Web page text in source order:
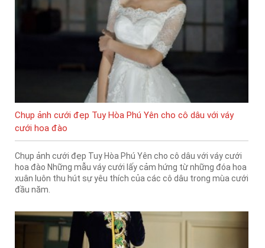
Chụp ảnh cưới đẹp Tuy Hòa Phú Yên cho cô dâu với váy
cưới hoa đào
Chụp ảnh cưới đẹp Tuy Hòa Phú Yên cho cô dâu với váy cưới
hoa đào Những mẫu váy cưới lấy cảm hứng từ những đóa hoa
xuân luôn thu hút sự yêu thích của các cô dâu trong mùa cưới
đầu năm.